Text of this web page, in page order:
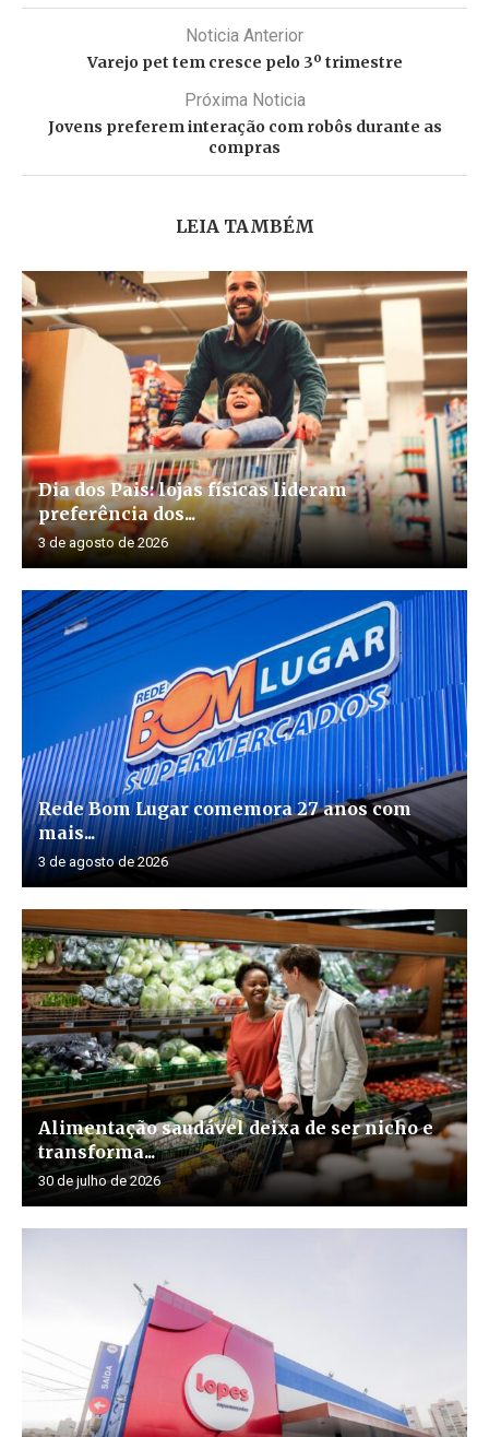
Noticia Anterior
Varejo pet tem cresce pelo 3º trimestre
Próxima Noticia
Jovens preferem interação com robôs durante as
compras
LEIA TAMBÉM
Dia dos Pais: lojas físicas lideram
preferência dos...
3 de agosto de 2026
Rede Bom Lugar comemora 27 anos com
mais...
3 de agosto de 2026
Alimentação saudável deixa de ser nicho e
transforma...
30 de julho de 2026